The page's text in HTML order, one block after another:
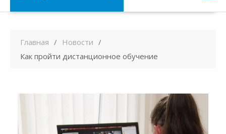
Главная
Новости
Как пройти дистанционное обучение